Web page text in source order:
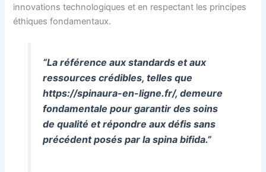
innovations technologiques et en respectant les principes
éthiques fondamentaux.
“La référence aux standards et aux
ressources crédibles, telles que
https://spinaura-en-ligne.fr/, demeure
fondamentale pour garantir des soins
de qualité et répondre aux défis sans
précédent posés par la spina bifida.”